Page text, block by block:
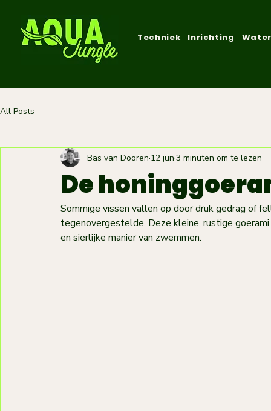
Techniek Inrichting
All Posts
De
Bas van Dooren 12 jun 3 minuten om te lezen
Sommige vissen vallen op door druk gedrag of
tegenovergestelde. Deze kleine, rustige
en sierlijke manier van zwemmen.